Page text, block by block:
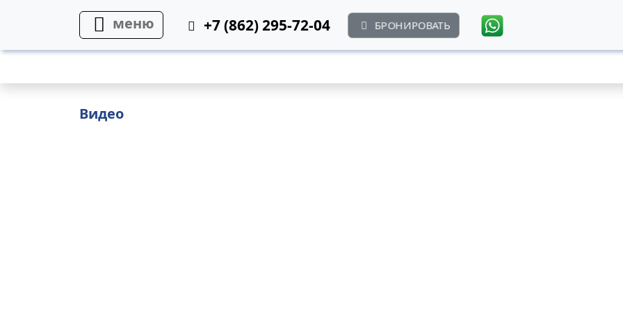
меню +7 (862) 295-72-04 БРОНИРОВАТЬ
Фото
Видео